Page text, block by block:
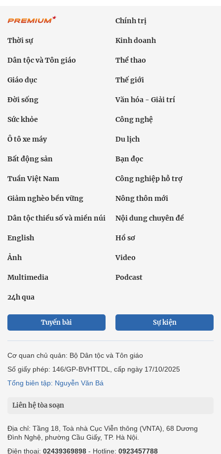
Chính trị
Thời sự Kinh doanh
Dân tộc và Tôn giáo Thể thao
Giáo dục Thế giới
Đời sống Văn hóa - Giải trí
Sức khỏe Công nghệ
Ô tô xe máy Du lịch
Bất động sản Bạn đọc
Tuần Việt Nam Công nghiệp hỗ trợ
Giảm nghèo bền vững Nông thôn mới
Dân tộc thiểu số và miền núi Nội dung chuyên đề
English Hồ sơ
Ảnh Video
Multimedia Podcast
24h qua
Tuyến bài Sự kiện
Cơ quan chủ quản: Bộ Dân tộc và Tôn giáo
Số giấy phép: 146/GP-BVHTTDL, cấp ngày 17/10/2025
Tổng biên tập: Nguyễn Văn Bá
Liên hệ tòa soạn
Địa chỉ: Tầng 18, Toà nhà Cục Viễn thông (VNTA), 68 Dương
Đình Nghệ, phường Cầu Giấy, TP. Hà Nội.
Điện thoại: 02439369898 - Hotline: 0923457788